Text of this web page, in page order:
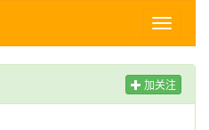
Toggle
加关注